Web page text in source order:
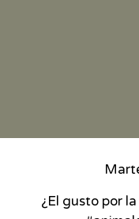
¿El gusto por